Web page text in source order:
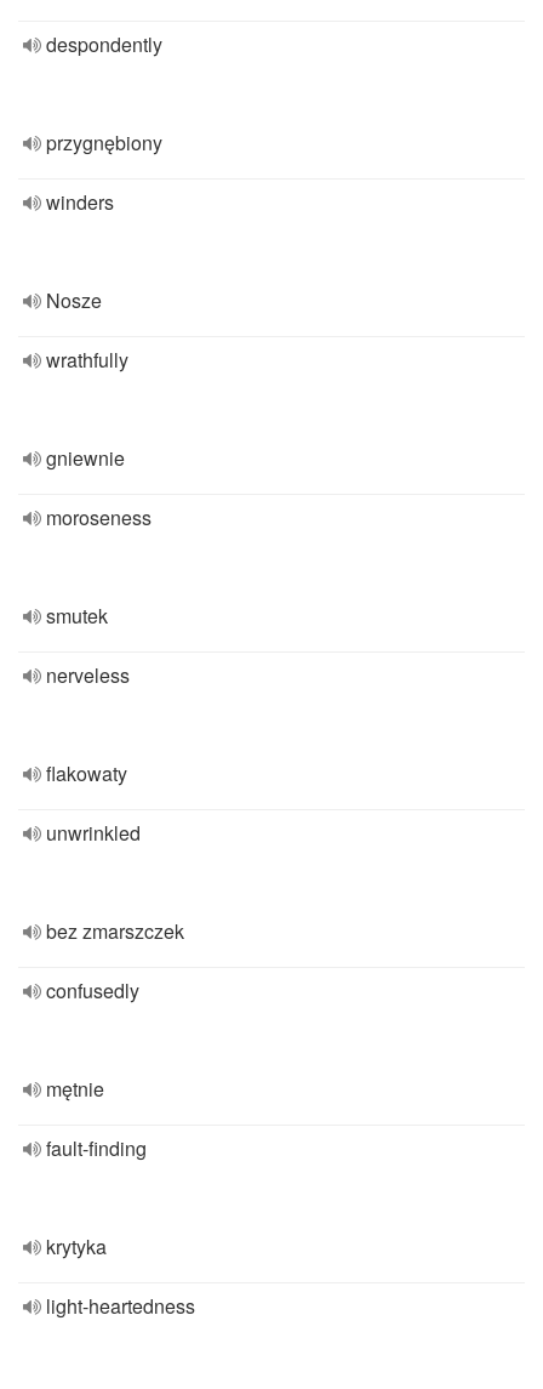
despondently
przygnębiony
winders
Nosze
wrathfully
gniewnie
moroseness
smutek
nerveless
flakowaty
unwrinkled
bez zmarszczek
confusedly
mętnie
fault-finding
krytyka
light-heartedness